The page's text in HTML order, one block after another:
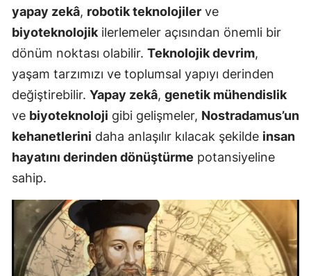
yapay zekâ, robotik teknolojiler ve
biyoteknolojik ilerlemeler açısından önemli bir
dönüm noktası olabilir. Teknolojik devrim,
yaşam tarzımızı ve toplumsal yapıyı derinden
değiştirebilir. Yapay zekâ, genetik mühendislik
ve biyoteknoloji gibi gelişmeler, Nostradamus’un
kehanetlerini daha anlaşılır kılacak şekilde insan
hayatını derinden dönüştürme potansiyeline
sahip.